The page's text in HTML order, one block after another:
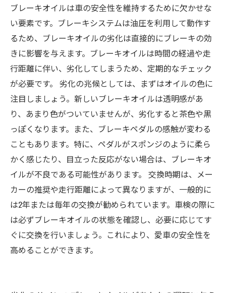
愛車の安全を保つために！ブレーキオイル交換
のタイミングを見極めよう
ブレーキオイルは車の安全性を維持するために欠かせな
い要素です。ブレーキシステムは油圧を利用して動作す
るため、ブレーキオイルの劣化は直接的にブレーキの効
きに影響を与えます。ブレーキオイルは時間の経過や走
行距離に伴い、劣化してしまうため、定期的なチェック
が必要です。 劣化の兆候としては、まずはオイルの色に
注目しましょう。新しいブレーキオイルは透明感があ
り、あまり色がついていませんが、劣化すると茶色や黒
っぽくなります。また、ブレーキペダルの感触が変わる
こともあります。特に、ペダルがスポンジのように柔ら
かく感じたり、目立った反応がない場合は、ブレーキオ
イルが不良である可能性があります。 交換時期は、メー
カーの推奨や走行距離によって異なりますが、一般的に
は2年または毎年の交換が勧められています。車検の際に
は必ずブレーキオイルの状態を確認し、必要に応じてす
ぐに交換を行いましょう。これにより、愛車の安全性を
高めることができます。